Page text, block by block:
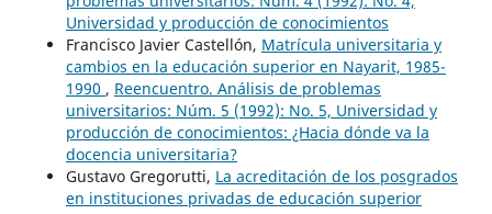
Universidad y producción de conocimientos
Francisco Javier Castellón, Matrícula universitaria y
cambios en la educación superior en Nayarit, 1985-
1990 , Reencuentro. Análisis de problemas
universitarios: Núm. 5 (1992): No. 5, Universidad y
producción de conocimientos: ¿Hacia dónde va la
docencia universitaria?
Gustavo Gregorutti, La acreditación de los posgrados
en instituciones privadas de educación superior